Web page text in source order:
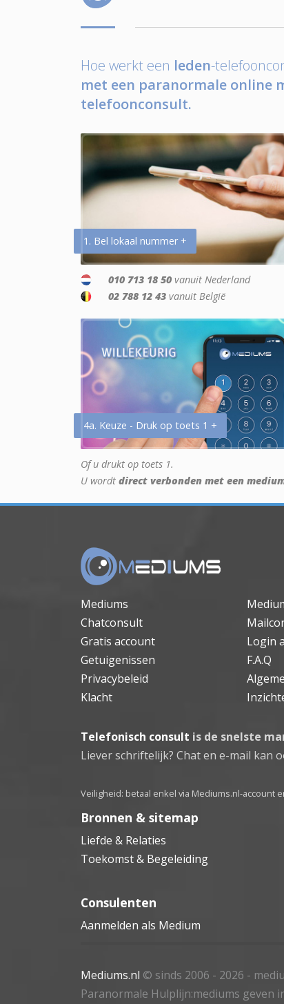
Hoe werkt een leden-
met een paranormale online
telefoonconsult.
1. Bel lokaal nummer +
010 713 18 50 vanuit Nederland
02 788 12 43 vanuit België
4a. Keuze - Druk op toets 1 +
Of u drukt op toets 1.
U wordt direct verbonden met een
Mediums
Chatconsult
Gratis account
Login
Getuigenissen
F.A.Q
Privacybeleid
Klacht
Telefonisch consult is de snelste
Liever schriftelijk? Chat en e-mail kan
Veiligheid: betaal enkel via Mediums.nl-account
Bronnen & sitemap
Liefde & Relaties
Toekomst & Begeleiding
Consulenten
Aanmelden als Medium
Mediums.nl © sinds 2006 - 2026 -
Paranormale Hulplijn:mediums geven